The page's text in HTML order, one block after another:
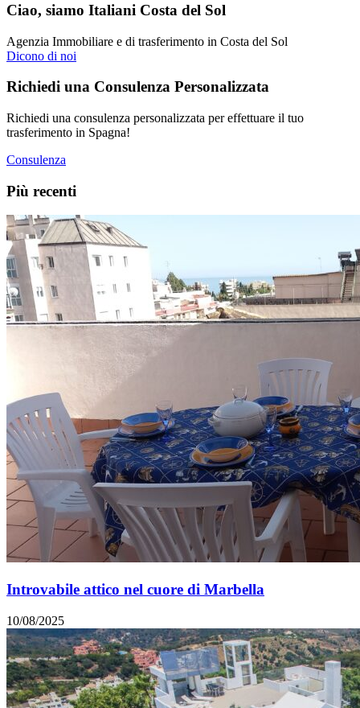
Ciao, siamo Italiani Costa del Sol
Agenzia Immobiliare e di trasferimento in Costa del Sol
Dicono di noi
Richiedi una Consulenza Personalizzata
Richiedi una consulenza personalizzata per effettuare il tuo
trasferimento in Spagna!
Consulenza
Più recenti
Introvabile attico nel cuore di Marbella
10/08/2025